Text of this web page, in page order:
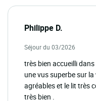
Philippe D.
Séjour du 03/2026
très bien accueilli
une vus superbe sur
agréables et le lit très
très bien .